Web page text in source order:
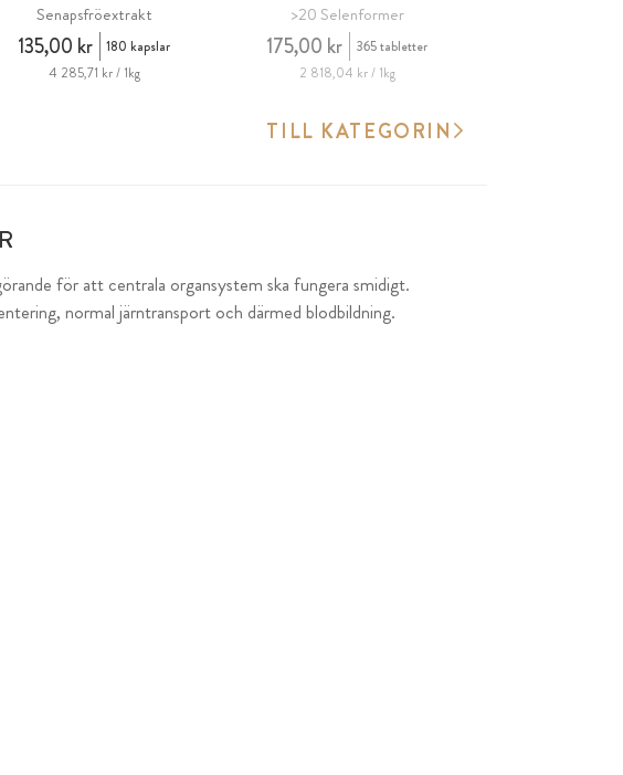
Senapsfröextrakt
135,00 kr
180 kapslar
4 285,71 kr / 1kg
>20 Selenformer
175,00 kr
365 tabletter
2 818,04 kr / 1kg
TILL KATEGORIN
för att centrala organsystem ska fungera smidigt.
normal järntransport och därmed blodbildning.